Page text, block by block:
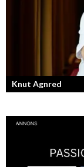
Knut Agnred
Knut Agnred är